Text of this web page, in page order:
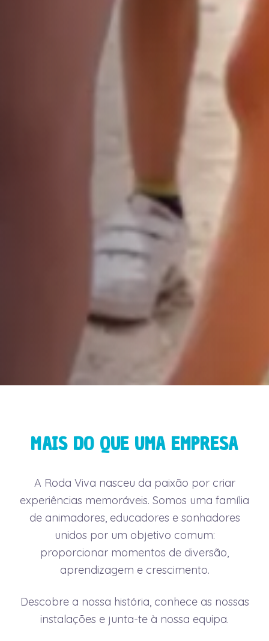
MAIS DO QUE UMA EMPRESA
A Roda Viva nasceu da paixão por criar
experiências memoráveis. Somos uma família
de animadores, educadores e sonhadores
unidos por um objetivo comum:
proporcionar momentos de diversão,
aprendizagem e crescimento.
Descobre a nossa história, conhece as nossas
instalações e junta-te à nossa equipa.